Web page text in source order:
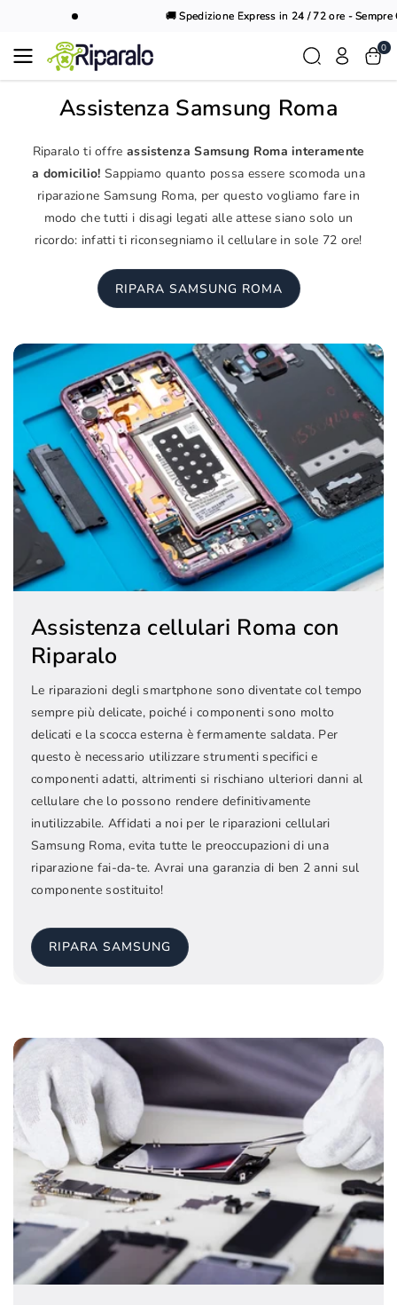
🚚 Spedizione Express in 24 / 72 ore - Sempre
0
Assistenza Samsung Roma
Riparalo ti offre assistenza Samsung Roma interamente
a domicilio! Sappiamo quanto possa essere scomoda una
riparazione Samsung Roma, per questo vogliamo fare in
modo che tutti i disagi legati alle attese siano solo un
ricordo: infatti ti riconsegniamo il cellulare in sole 72 ore!
RIPARA SAMSUNG ROMA
Assistenza cellulari Roma con
Riparalo
Le riparazioni degli smartphone sono diventate col tempo
sempre più delicate, poiché i componenti sono molto
delicati e la scocca esterna è fermamente saldata. Per
questo è necessario utilizzare strumenti specifici e
componenti adatti, altrimenti si rischiano ulteriori danni al
cellulare che lo possono rendere definitivamente
inutilizzabile. Affidati a noi per le riparazioni cellulari
Samsung Roma, evita tutte le preoccupazioni di una
riparazione fai-da-te. Avrai una garanzia di ben 2 anni sul
componente sostituito!
RIPARA SAMSUNG